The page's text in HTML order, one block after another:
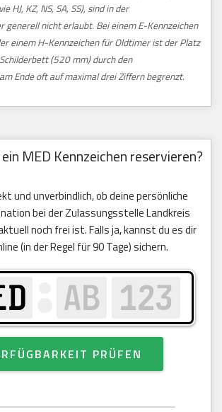
HJ, KZ, NS, SA, SS), sind in der
generell nicht erlaubt. Bei einem E-Kennzeichen
einem H-Kennzeichen für Oldtimer ist der Platz
(520 mm) durch den
Ende oft auf maximal drei Ziffern begrenzt.
MED Kennzeichen reservieren?
und unverbindlich, ob deine persönliche
bei der Zulassungsstelle Landkreis
noch frei ist. Falls ja, kannst du es dir
(in der Regel für 90 Tage) sichern.
PRÜFEN